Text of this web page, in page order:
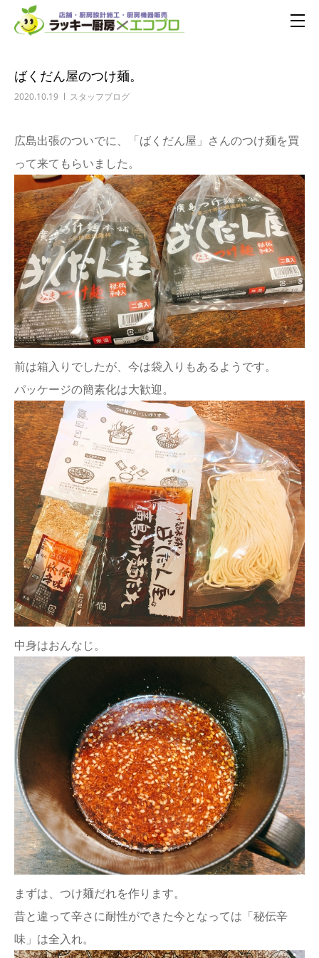
ばくだん屋のつけ麺。
2020.10.19 スタッフブログ
広島出張のついでに、「ばくだん屋」さんのつけ麺を買
って来てもらいました。
前は箱入りでしたが、今は袋入りもあるようです。
パッケージの簡素化は大歓迎。
中身はおんなじ。
まずは、つけ麺だれを作ります。
昔と違って辛さに耐性ができた今となっては「秘伝辛
味」は全入れ。